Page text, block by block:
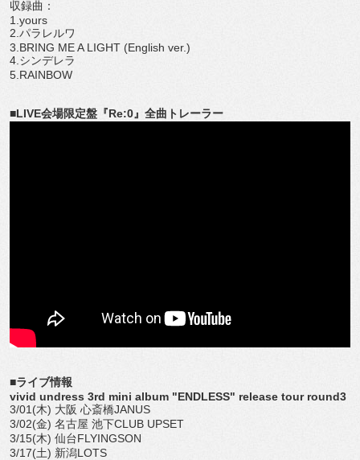
収録曲：
1.yours
2.パラレルワ
3.BRING ME A LIGHT (English ver.)
4.シンデレラ
5.RAINBOW
■LIVE会場限定盤『Re:0』全曲トレーラー
■ライブ情報
vivid undress 3rd mini album "ENDLESS" release tour round3
3/01(木) 大阪 心斎橋JANUS
3/02(金) 名古屋 池下CLUB UPSET
3/15(木) 仙台FLYINGSON
3/17(土) 新潟LOTS